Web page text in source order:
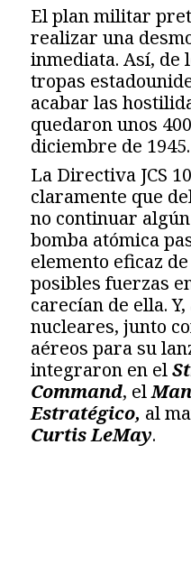
El plan militar
realizar una
inmediata. Así, de
tropas
acabar las
quedaron unos
diciembre de 1945.
La Directiva JCS
claramente que
no continuar
bomba atómica
elemento eficaz
posibles fuerzas
carecían de ella.
nucleares, junto
aéreos para su
integraron en el
Command, el
Estratégico, al
Curtis LeMay.